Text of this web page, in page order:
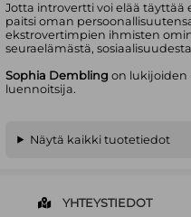
Jotta introvertti voi elää
paitsi oman
ekstrovertimpien ihmisten
seuraelämästä,
Sophia Dembling on lukijoiden
luennoitsija.
Näytä kaikki tuotetiedot
YHTEYSTIEDOT